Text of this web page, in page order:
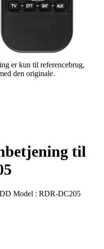
er kun til referencebrug,
den originale.
til
Model : RDR-DC205